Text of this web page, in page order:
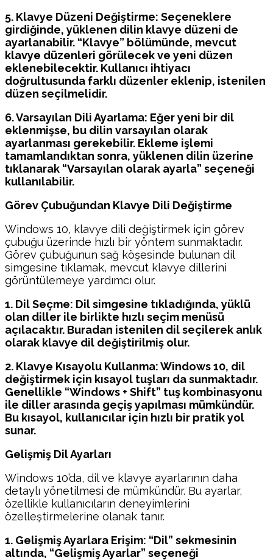
5. Klavye Düzeni Değiştirme: Seçeneklere
girdiğinde, yüklenen dilin klavye düzeni de
ayarlanabilir. “Klavye” bölümünde, mevcut
klavye düzenleri görülecek ve yeni düzen
eklenebilecektir. Kullanıcı ihtiyacı
doğrultusunda farklı düzenler eklenip, istenilen
düzen seçilmelidir.
6. Varsayılan Dili Ayarlama: Eğer yeni bir dil
eklenmişse, bu dilin varsayılan olarak
ayarlanması gerekebilir. Ekleme işlemi
tamamlandıktan sonra, yüklenen dilin üzerine
tıklanarak “Varsayılan olarak ayarla” seçeneği
kullanılabilir.
Görev Çubuğundan Klavye Dili Değiştirme
Windows 10, klavye dili değiştirmek için görev
çubuğu üzerinde hızlı bir yöntem sunmaktadır.
Görev çubuğunun sağ köşesinde bulunan dil
simgesine tıklamak, mevcut klavye dillerini
görüntülemeye yardımcı olur.
1. Dil Seçme: Dil simgesine tıkladığında, yüklü
olan diller ile birlikte hızlı seçim menüsü
açılacaktır. Buradan istenilen dil seçilerek anlık
olarak klavye dil değiştirilmiş olur.
2. Klavye Kısayolu Kullanma: Windows 10, dil
değiştirmek için kısayol tuşları da sunmaktadır.
Genellikle “Windows + Shift” tuş kombinasyonu
ile diller arasında geçiş yapılması mümkündür.
Bu kısayol, kullanıcılar için hızlı bir pratik yol
sunar.
Gelişmiş Dil Ayarları
Windows 10’da, dil ve klavye ayarlarının daha
detaylı yönetilmesi de mümkündür. Bu ayarlar,
özellikle kullanıcıların deneyimlerini
özelleştirmelerine olanak tanır.
1. Gelişmiş Ayarlara Erişim: “Dil” sekmesinin
altında, “Gelişmiş Ayarlar” seçeneği